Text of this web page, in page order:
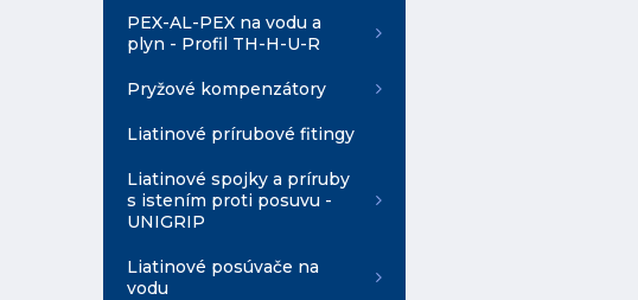
PEX-AL-PEX na vodu a
plyn - Profil TH-H-U-R
Pryžové kompenzátory
Liatinové prírubové fitingy
Liatinové spojky a príruby
s istením proti posuvu -
UNIGRIP
Liatinové posúvače na
vodu